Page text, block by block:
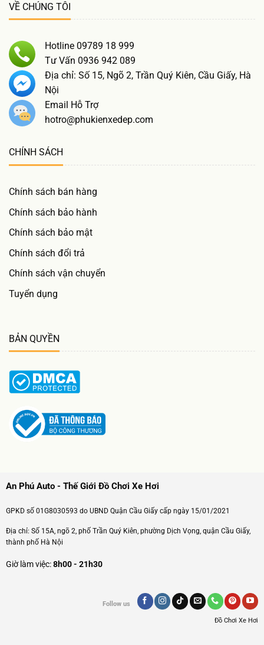
VỀ CHÚNG TÔI
Hotline 09789 18 999
Tư Vấn 0936 942 089
Địa chỉ: Số 15, Ngõ 2, Trần Quý Kiên, Cầu Giấy, Hà
Nội
Email Hỗ Trợ
hotro@phukienxedep.com
CHÍNH SÁCH
Chính sách bán hàng
Chính sách bảo hành
Chính sách bảo mật
Chính sách đổi trả
Chính sách vận chuyển
Tuyển dụng
BẢN QUYỀN
An Phú Auto - Thế Giới Đồ Chơi Xe Hơi
GPKD số 01G8030593 do UBND Quận Cầu Giấy cấp ngày 15/01/2021
Địa chỉ: Số 15A, ngõ 2, phố Trần Quý Kiên, phường Dịch Vọng, quận Cầu Giấy,
thành phố Hà Nội
Giờ làm việc:8h00 - 21h30
Follow us
Đồ Chơi Xe Hơi